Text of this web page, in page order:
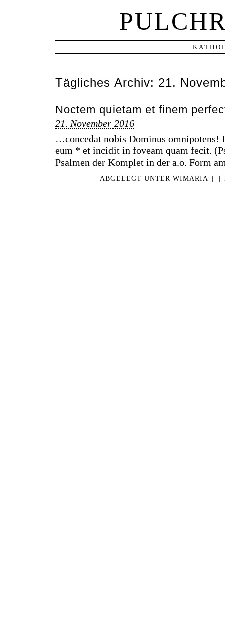
Tägliches Archiv: 21.
Noctem quietam et finem
21. November 2016
…concedat nobis Dominus omnipotens!
eum * et incidit in foveam quam fecit.
Psalmen der Komplet in der a.o. Form
ABGELEGT UNTERWIMARIA | |